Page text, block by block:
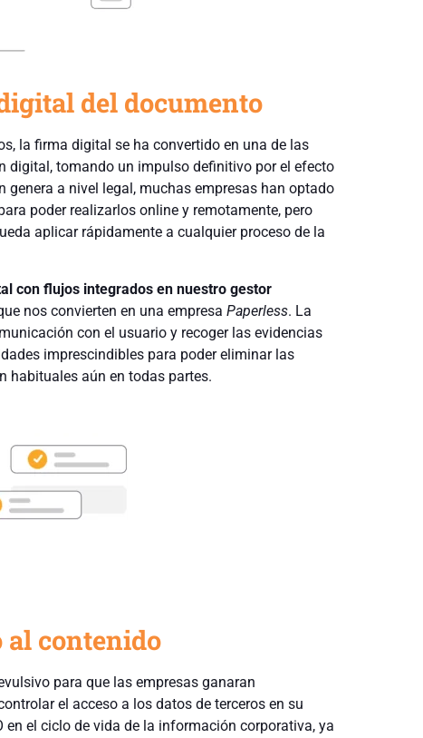
del documento
la firma digital se ha convertido en una de las
digital, tomando un impulso definitivo por el efecto
genera a nivel legal, muchas empresas han optado
poder realizarlos online y remotamente, pero
aplicar rápidamente a cualquier proceso de la
con flujos integrados en nuestro gestor
nos convierten en una empresa Paperless. La
con el usuario y recoger las evidencias
imprescindibles para poder eliminar las
habituales aún en todas partes.
al contenido
para que las empresas ganaran
el acceso a los datos de terceros en su
en el ciclo de vida de la información corporativa, ya